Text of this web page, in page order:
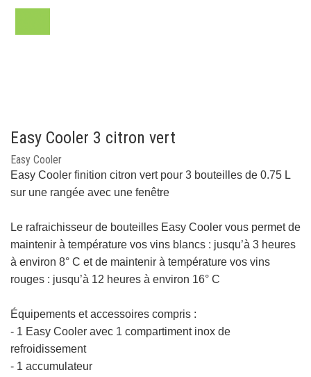
Easy Cooler 3 citron vert
Easy Cooler
Easy Cooler finition citron vert pour 3 bouteilles de 0.75 L
sur une rangée avec une fenêtre
Le rafraichisseur de bouteilles Easy Cooler vous permet de
maintenir à température vos vins blancs : jusqu’à 3 heures
à environ 8° C et de maintenir à température vos vins
rouges : jusqu’à 12 heures à environ 16° C
Équipements et accessoires compris :
- 1 Easy Cooler avec 1 compartiment inox de
refroidissement
- 1 accumulateur